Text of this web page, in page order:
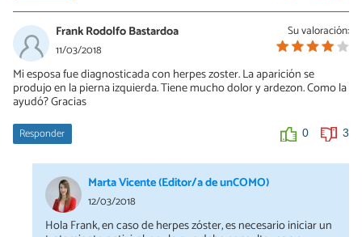
Su valoración:
Frank Rodolfo Bastardoa
11/03/2018
Mi esposa fue diagnosticada con herpes zoster. La aparición se
produjo en la pierna izquierda. Tiene mucho dolor y ardezon. Como la
ayudó? Gracias
Responder 0 3
Marta Vicente (Editor/a de unCOMO)
12/03/2018
Hola Frank, en caso de herpes zóster, es necesario iniciar un